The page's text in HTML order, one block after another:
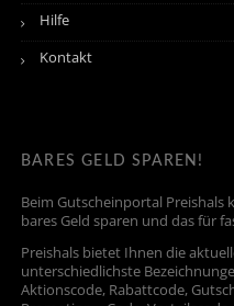
Hilfe
Kontakt
BARES GELD SPAREN!
Beim Gutscheinportal Preishals
bares Geld sparen und das für
Preishals bietet Ihnen die
unterschiedlichste
Aktionscode, Rabattcode,